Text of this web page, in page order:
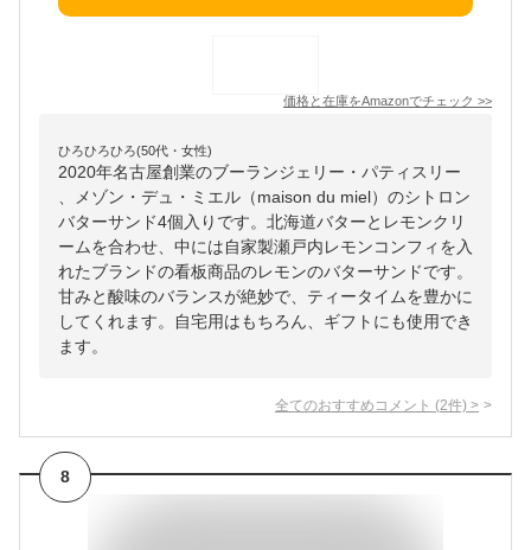
価格と在庫をAmazonでチェック >>
ひろひろひろ(50代・女性)
2020年名古屋創業のブーランジェリー・パティスリー
、メゾン・デュ・ミエル（maison du miel）のシトロン
バターサンド4個入りです。北海道バターとレモンクリ
ームを合わせ、中には自家製瀬戸内レモンコンフィを入
れたブランドの看板商品のレモンのバターサンドです。
甘みと酸味のバランスが絶妙で、ティータイムを豊かに
してくれます。自宅用はもちろん、ギフトにも使用でき
ます。
全てのおすすめコメント (2件) >
8